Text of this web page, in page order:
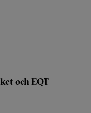
och EQT